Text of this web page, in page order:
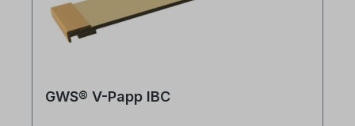
GWS® V-Papp IBC